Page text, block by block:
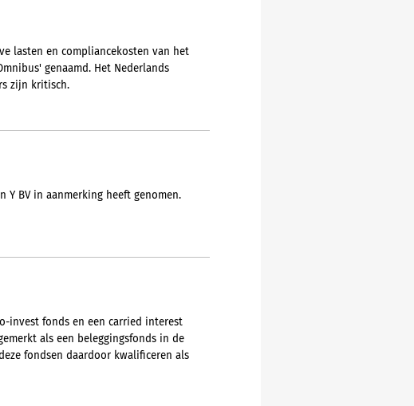
lasten en compliancekosten van het
genaamd. Het Nederlands
zijn kritisch.
Y BV in aanmerking heeft genomen.
invest fonds en een carried interest
als een beleggingsfonds in de
fondsen daardoor kwalificeren als